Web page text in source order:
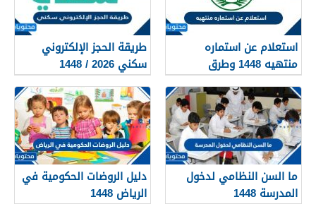
استعلام عن استماره
منتهيه 1448 وطرق
تجديدها
طريقة الحجز الإلكتروني
سكني 2026 / 1448
بالتفصيل
ما السن النظامي لدخول
المدرسة 1448
دليل الروضات الحكومية في
الرياض 1448